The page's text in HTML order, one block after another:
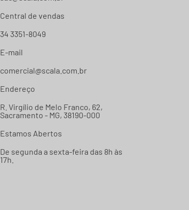
Central de vendas
34 3351-8049
E-mail
comercial@scala.com.br
Endereço
R. Virgílio de Melo Franco, 62,
Sacramento - MG, 38190-000
Estamos Abertos
De segunda a sexta-feira das 8h às
17h.